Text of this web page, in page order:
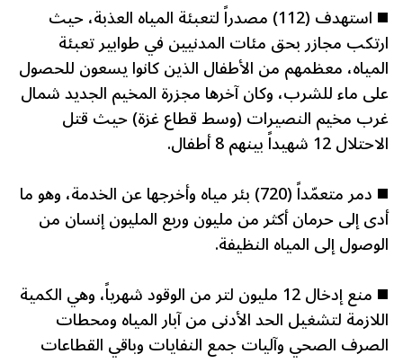
◼️ استهدف (112) مصدراً لتعبئة المياه العذبة، حيث
ارتكب مجازر بحق مئات المدنيين في طوابير تعبئة
المياه، معظمهم من الأطفال الذين كانوا يسعون للحصول
على ماء للشرب، وكان آخرها مجزرة المخيم الجديد شمال
غرب مخيم النصيرات (وسط قطاع غزة) حيث قتل
الاحتلال 12 شهيداً بينهم 8 أطفال.
◼️ دمر متعمّداً (720) بئر مياه وأخرجها عن الخدمة، وهو ما
أدى إلى حرمان أكثر من مليون وربع المليون إنسان من
الوصول إلى المياه النظيفة.
◼️ منع إدخال 12 مليون لتر من الوقود شهرياً، وهي الكمية
اللازمة لتشغيل الحد الأدنى من آبار المياه ومحطات
الصرف الصحي وآليات جمع النفايات وباقي القطاعات